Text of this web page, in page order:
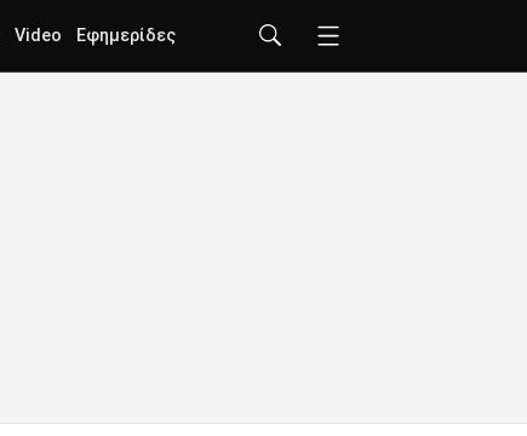
Video Εφημερίδες